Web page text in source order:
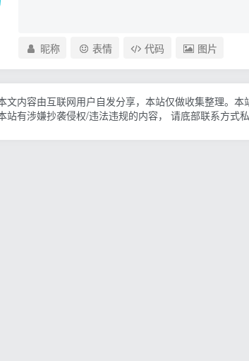
昵称 表情 代码 图片
文内容由互联网用户自发分享，本站仅做收集整理。
站有涉嫌抄袭侵权/违法违规的内容， 请底部联系方式